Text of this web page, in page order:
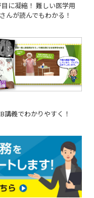
に凝縮！ 難しい医学用
んが読んでもわかる！
講義でわかりやすく！